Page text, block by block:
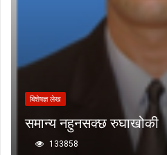
बिशेषज्ञ लेख
समान्य नहुनसक्छ रुघाखोकी
133858